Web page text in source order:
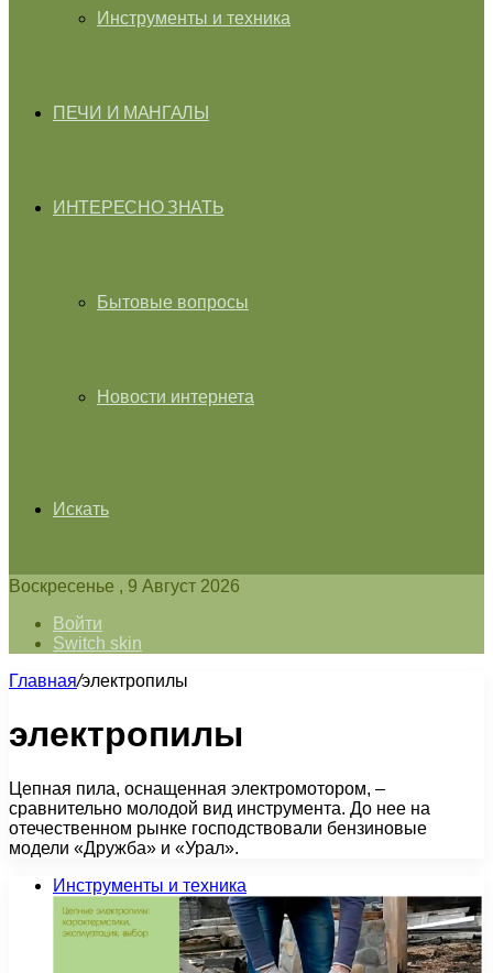
Инструменты и техника
ПЕЧИ И МАНГАЛЫ
ИНТЕРЕСНО ЗНАТЬ
Бытовые вопросы
Новости интернета
Искать
Воскресенье , 9 Август 2026
Войти
Switch skin
Главная/электропилы
электропилы
Цепная пила, оснащенная электромотором, –
сравнительно молодой вид инструмента. До нее на
отечественном рынке господствовали бензиновые
модели «Дружба» и «Урал».
Инструменты и техника